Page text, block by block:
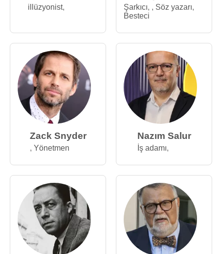
illüzyonist, Şarkıcı, , Söz yazarı,
Besteci
Zack Snyder
, Yönetmen
Nazım Salur
İş adamı,